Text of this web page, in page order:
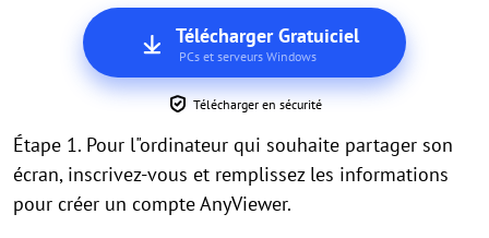
Télécharger Gratuiciel
PCs et serveurs Windows
Télécharger en sécurité
Étape 1. Pour l"ordinateur qui souhaite partager son
écran, inscrivez-vous et remplissez les informations
pour créer un compte AnyViewer.